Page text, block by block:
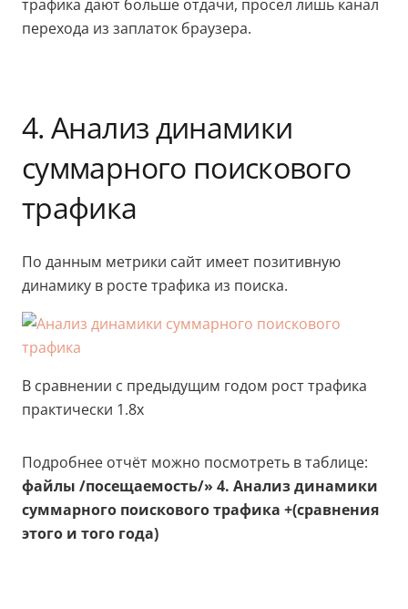
трафика дают больше отдачи, просел лишь канал
перехода из заплаток браузера.
4. Анализ динамики
суммарного поискового
трафика
По данным метрики сайт имеет позитивную
динамику в росте трафика из поиска.
В сравнении с предыдущим годом рост трафика
практически 1.8х
Подробнее отчёт можно посмотреть в таблице:
файлы /посещаемость/» 4. Анализ динамики
суммарного поискового трафика +(сравнения
этого и того года)